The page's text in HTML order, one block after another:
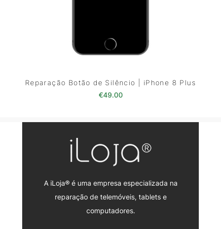
Reparação Botão de Silêncio | iPhone 8 Plus
€49.00
A iLoja® é uma empresa especializada na
reparação de telemóveis, tablets e
computadores.